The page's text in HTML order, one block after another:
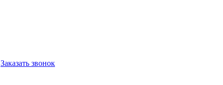
Заказать звонок